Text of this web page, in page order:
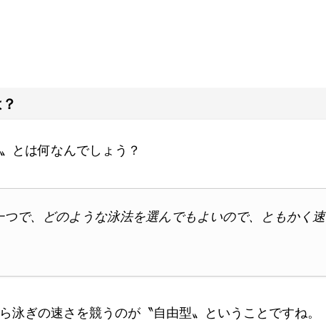
とは何なんでしょう？
で、どのような泳法を選んでもよいので、ともかく
泳ぎの速さを競うのが〝自由型〟ということですね。